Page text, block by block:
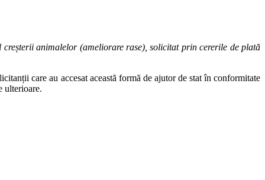
animalelor (ameliorare rase), solicitat prin cererile de plată
care au accesat această formă de ajutor de stat în conformitate
ulterioare.